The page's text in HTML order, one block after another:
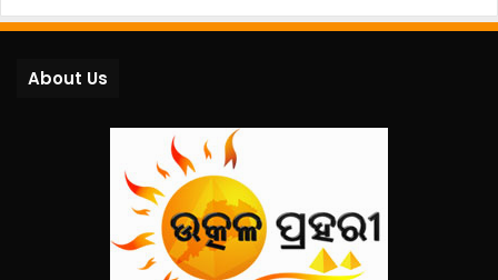
About Us